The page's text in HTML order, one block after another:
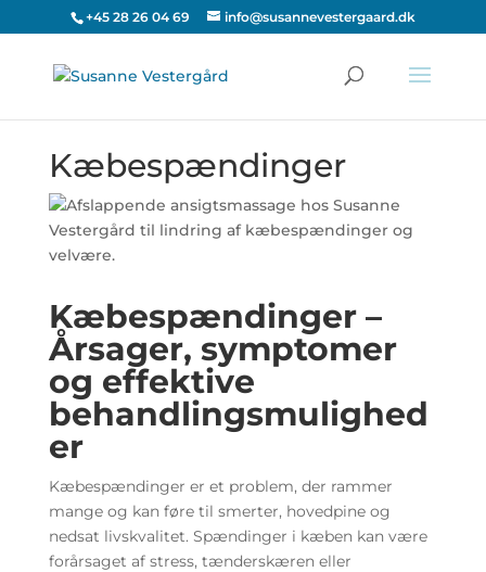
+45 28 26 04 69 info@susannevestergaard.dk
Kæbespændinger
Kæbespændinger –
Årsager, symptomer
og effektive
behandlingsmulighed
er
Kæbespændinger er et problem, der rammer
mange og kan føre til smerter, hovedpine og
nedsat livskvalitet. Spændinger i kæben kan være
forårsaget af stress, tænderskæren eller